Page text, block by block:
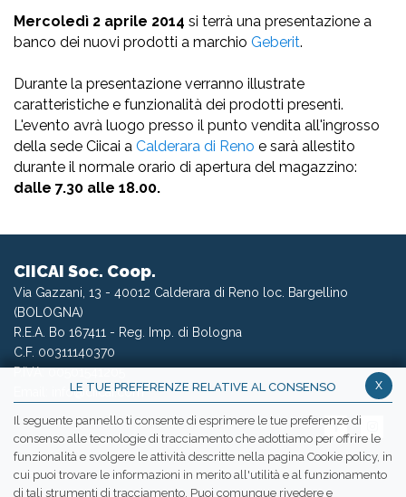
Mercoledì 2 aprile 2014 si terrà una presentazione a
banco dei nuovi prodotti a marchio Geberit.
Durante la presentazione verranno illustrate
caratteristiche e funzionalità dei prodotti presenti.
L'evento avrà luogo presso il punto vendita all'ingrosso
della sede Ciicai a Calderara di Reno e sarà allestito
durante il normale orario di apertura del magazzino:
dalle 7.30 alle 18.00.
CIICAI Soc. Coop.
Via Gazzani, 13 - 40012 Calderara di Reno loc. Bargellino
(BOLOGNA)
R.E.A. Bo 167411 - Reg. Imp. di Bologna
C.F. 00311140370
P.IVA: 00501541205
info@ciicai.com
WETRANSFER CIICAI
x
LE TUE PREFERENZE RELATIVE AL CONSENSO
Il seguente pannello ti consente di esprimere le tue preferenze di
consenso alle tecnologie di tracciamento che adottiamo per offrire le
funzionalità e svolgere le attività descritte nella pagina Cookie policy, in
cui puoi trovare le informazioni in merito all'utilità e al funzionamento
di tali strumenti di tracciamento. Puoi comunque rivedere e